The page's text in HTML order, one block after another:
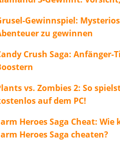
Gewinnspiel:
zu gewinnen
Crush Saga: Anfänger-
vs. Zombies 2: So
auf dem PC!
Heroes Saga Cheat:
Heroes Saga cheaten?